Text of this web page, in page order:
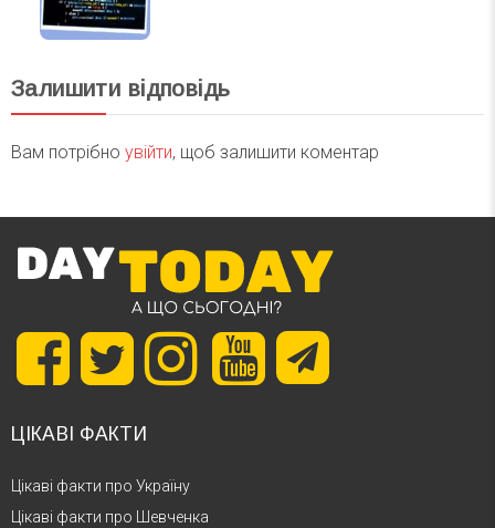
Залишити відповідь
Вам потрібно увійти, щоб залишити коментар
ЦІКАВІ ФАКТИ
Цікаві факти про Україну
Цікаві факти про Шевченка